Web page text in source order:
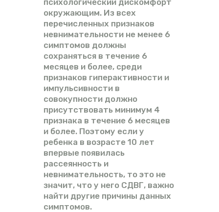
окружающим. Из всех
перечисленных признаков
невнимательности не менее 6
симптомов должны
сохраняться в течение 6
месяцев и более, среди
признаков гиперактивности и
импульсивности в
совокупности должно
присутствовать минимум 4
признака в течение 6 месяцев
и более. Поэтому если у
ребенка в возрасте 10 лет
впервые появилась
рассеянность и
невнимательность, то это не
значит, что у него СДВГ, важно
найти другие причины данных
симптомов.